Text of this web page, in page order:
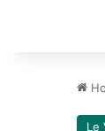
Le